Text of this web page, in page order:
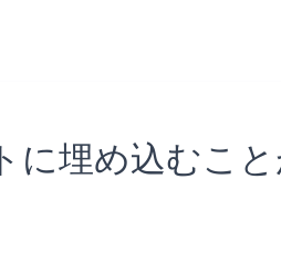
埋め込むこと